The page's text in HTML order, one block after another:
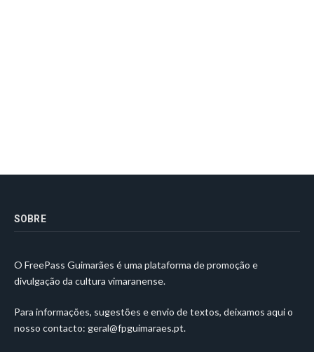
SOBRE
O FreePass Guimarães é uma plataforma de promoção e
divulgação da cultura vimaranense.
Para informações, sugestões e envio de textos, deixamos aqui o
nosso contacto: geral@fpguimaraes.pt.